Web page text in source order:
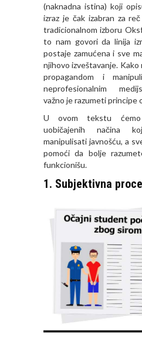
(naknadna istina) koji
izraz je čak izabran za
tradicionalnom izboru
to nam govori da linija
postaje zamućena i sve
njihovo izveštavanje.
propagandom i
neprofesionalnim
važno je razumeti principe
U ovom tekstu ćemo
uobičajenih načina
manipulisati javnošću, a
pomoći da bolje
funkcionišu.
1. Subjektivna